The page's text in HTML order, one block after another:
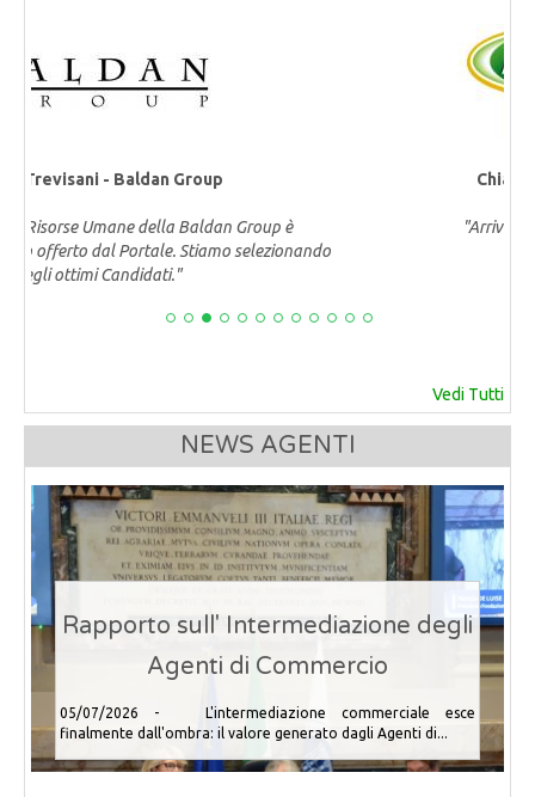
Chiara Canali - Amadori
"Arrivano molte Candidature"
Vedi Tutti
NEWS AGENTI
Rapporto sull' Intermediazione degli
Agenti di Commercio
05/07/2026 - L'intermediazione commerciale esce
finalmente dall'ombra: il valore generato dagli Agenti di...